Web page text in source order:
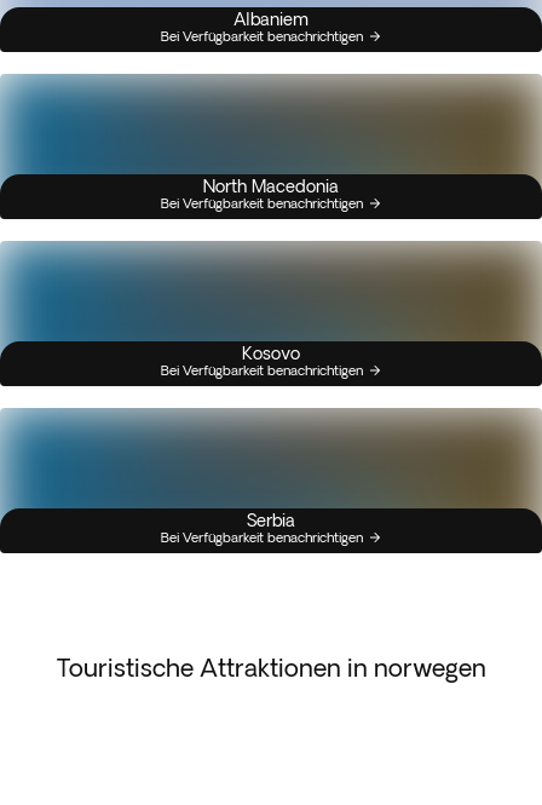
Albaniem
Bei Verfügbarkeit benachrichtigen
North Macedonia
Bei Verfügbarkeit benachrichtigen
Kosovo
Bei Verfügbarkeit benachrichtigen
Serbia
Bei Verfügbarkeit benachrichtigen
Touristische Attraktionen in norwegen